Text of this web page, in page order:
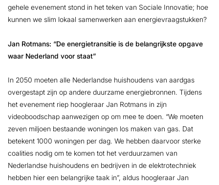
gehele evenement stond in het teken van Sociale Innovatie; hoe
kunnen we slim lokaal samenwerken aan energievraagstukken?
Jan Rotmans: “De energietransitie is de belangrijkste opgave
waar Nederland voor staat”
In 2050 moeten alle Nederlandse huishoudens van aardgas
overgestapt zijn op andere duurzame energiebronnen. Tijdens
het evenement riep hoogleraar Jan Rotmans in zijn
videoboodschap aanwezigen op om mee te doen. “We moeten
zeven miljoen bestaande woningen los maken van gas. Dat
betekent 1000 woningen per dag. We hebben daarvoor sterke
coalities nodig om te komen tot het verduurzamen van
Nederlandse huishoudens en bedrijven in de elektrotechniek
hebben hier een belangrijke taak in”, aldus hoogleraar Jan